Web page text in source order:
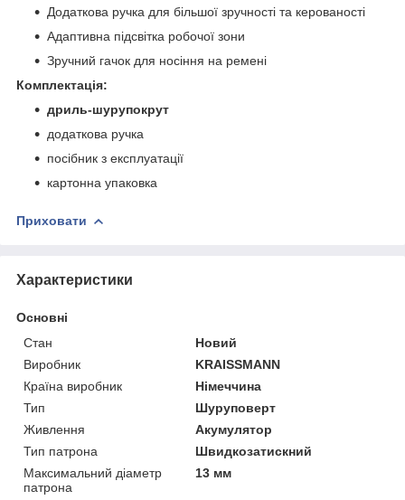
Додаткова ручка для більшої зручності та керованості
Адаптивна підсвітка робочої зони
Зручний гачок для носіння на ремені
Комплектація:
дриль-шурупокрут
додаткова ручка
посібник з експлуатації
картонна упаковка
Приховати
Характеристики
Основні
Стан
Новий
Виробник
KRAISSMANN
Країна виробник
Німеччина
Тип
Шуруповерт
Живлення
Акумулятор
Тип патрона
Швидкозатискний
Максимальний діаметр
патрона
13 мм